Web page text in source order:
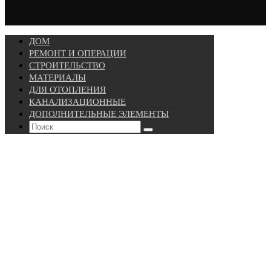
ДОМ
РЕМОНТ И ОПЕРАЦИИ
СТРОИТЕЛЬСТВО
МАТЕРИАЛЫ
ДЛЯ ОТОПЛЕНИЯ
КАНАЛИЗАЦИОННЫЕ
ДОПОЛНИТЕЛЬНЫЕ ЭЛЕМЕНТЫ